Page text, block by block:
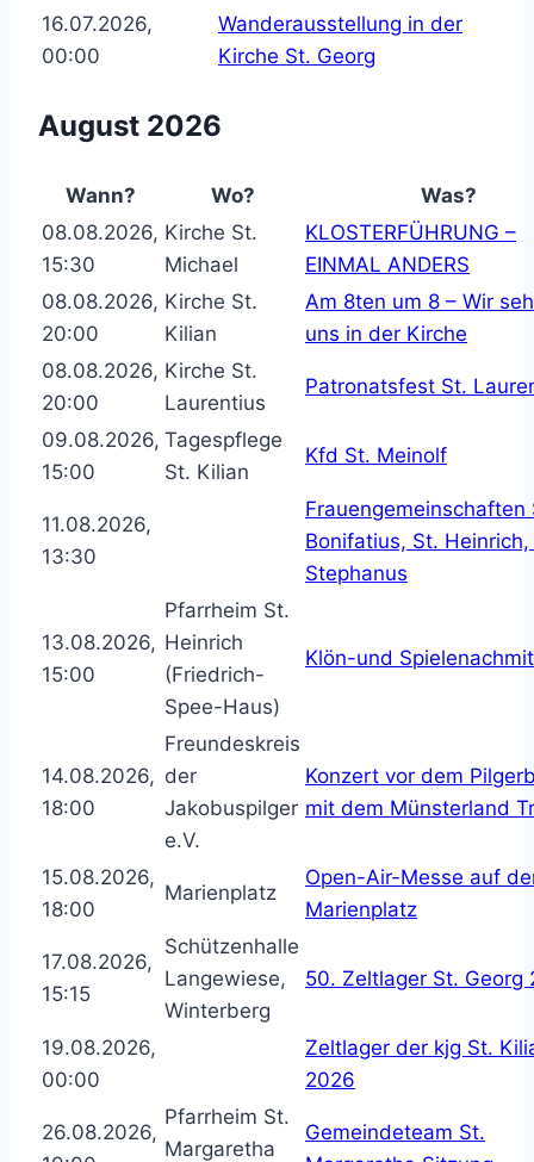
16.07.2026,
00:00
Wanderausstellung in der
Kirche St. Georg
August 2026
Wann? Wo?
Was?
08.08.2026,
15:30
Kirche St.
Michael
KLOSTERFÜHRUNG –
EINMAL ANDERS
08.08.2026,
20:00
Kirche St.
Kilian
Am 8ten um 8 – Wir
uns in der Kirche
08.08.2026,
20:00
Kirche St.
Laurentius
Patronatsfest St.
09.08.2026,
15:00
Tagespflege
St. Kilian
Kfd St. Meinolf
11.08.2026,
13:30
Frauengemeinschaften
Bonifatius, St. Heinrich,
Stephanus
13.08.2026,
15:00
Pfarrheim St.
Heinrich
(Friedrich-
Spee-Haus)
Klön-und
14.08.2026,
18:00
Freundeskreis
der
Jakobuspilger
e.V.
Konzert vor dem
mit dem Münsterland
15.08.2026,
18:00
Marienplatz
Open-Air-Messe auf
Marienplatz
17.08.2026,
15:15
Schützenhalle
Langewiese,
Winterberg
50. Zeltlager St. Georg
19.08.2026,
00:00
Zeltlager der kjg St.
2026
26.08.2026,
Pfarrheim St.
Margaretha
Gemeindeteam St.